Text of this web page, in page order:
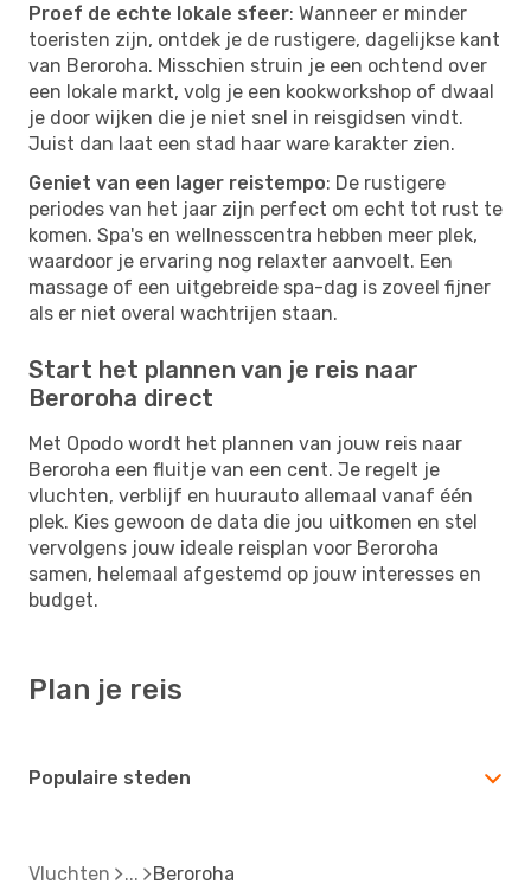
Proef de echte lokale sfeer: Wanneer er minder
toeristen zijn, ontdek je de rustigere, dagelijkse kant
van Beroroha. Misschien struin je een ochtend over
een lokale markt, volg je een kookworkshop of dwaal
je door wijken die je niet snel in reisgidsen vindt.
Juist dan laat een stad haar ware karakter zien.
Geniet van een lager reistempo: De rustigere
periodes van het jaar zijn perfect om echt tot rust te
komen. Spa's en wellnesscentra hebben meer plek,
waardoor je ervaring nog relaxter aanvoelt. Een
massage of een uitgebreide spa-dag is zoveel fijner
als er niet overal wachtrijen staan.
Start het plannen van je reis naar
Beroroha direct
Met Opodo wordt het plannen van jouw reis naar
Beroroha een fluitje van een cent. Je regelt je
vluchten, verblijf en huurauto allemaal vanaf één
plek. Kies gewoon de data die jou uitkomen en stel
vervolgens jouw ideale reisplan voor Beroroha
samen, helemaal afgestemd op jouw interesses en
budget.
Plan je reis
Populaire steden
Vluchten Beroroha